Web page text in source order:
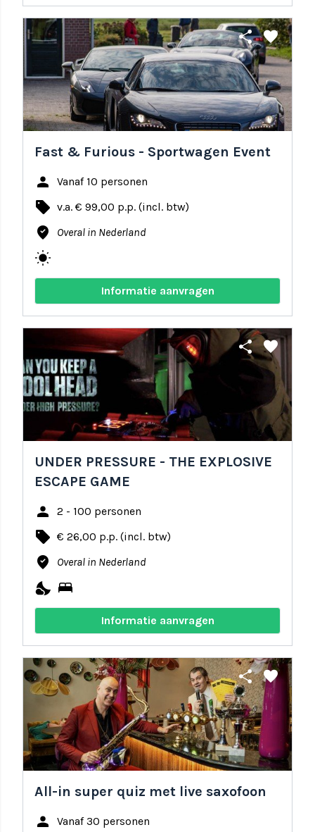
share favorite
Fast & Furious - Sportwagen Event
person Vanaf 10 personen
local_offer v.a. € 99,00 p.p. (incl. btw)
where_to_vote Overal in Nederland
wb_sunny
Informatie aanvragen
share favorite
UNDER PRESSURE - THE EXPLOSIVE
ESCAPE GAME
person 2 - 100 personen
local_offer € 26,00 p.p. (incl. btw)
where_to_vote Overal in Nederland
nights_stay bed
Informatie aanvragen
share favorite
All-in super quiz met live saxofoon
person Vanaf 30 personen